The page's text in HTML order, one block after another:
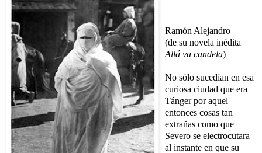
Ramón Alejandro
(de su novela inédita
Allá va candela)
No sólo sucedían en esa
curiosa ciudad que era
Tánger por aquel
entonces cosas tan
extrañas como que
Severo se electrocutara
al instante en que su